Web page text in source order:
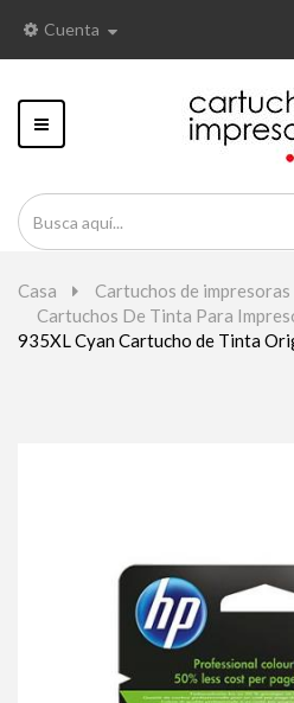
Cuenta
Navegación
Toggle
Casa > Cartuchos de impresoras
Cartuchos De Tinta Para
935XL Cyan Cartucho de Tinta